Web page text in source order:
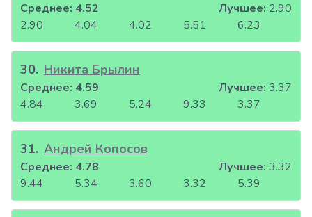
2.90 4.04 4.02 5.51 6.23
Среднее: 4.52 Лучшее: 2.90
30. Никита Брылин
4.84 3.69 5.24 9.33 3.37
Среднее: 4.59 Лучшее: 3.37
31. Андрей Копосов
9.44 5.34 3.60 3.32 5.39
Среднее: 4.78 Лучшее: 3.32